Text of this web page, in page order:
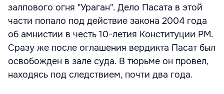
залпового огня "Ураган". Дело Пасата в этой
части попало под действие закона 2004 года
об амнистии в честь 10-летия Конституции РМ.
Сразу же после оглашения вердикта Пасат был
освобожден в зале суда. В тюрьме он провел,
находясь под следствием, почти два года.